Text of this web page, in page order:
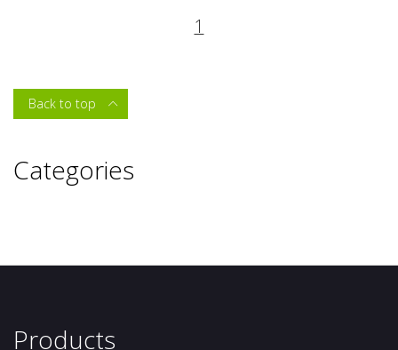
Categories
1
Back to top 
Products